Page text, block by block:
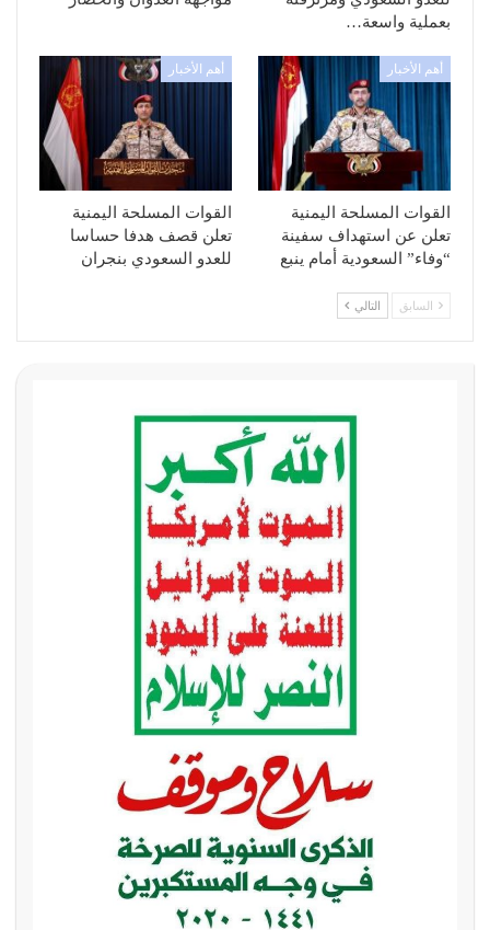
بعملية واسعة…
أهم الأخبار
القوات المسلحة اليمنية
تعلن عن استهداف سفينة
“وفاء” السعودية أمام ينبع
أهم الأخبار
القوات المسلحة اليمنية
تعلن قصف هدفا حساسا
للعدو السعودي بنجران
السابق التالي